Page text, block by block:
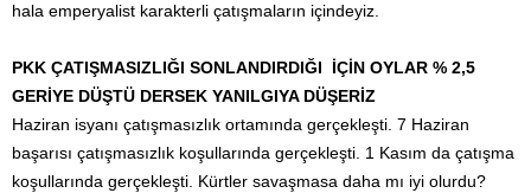
hala emperyalist karakterli çatışmaların içindeyiz.
PKK ÇATIŞMASIZLIĞI SONLANDIRDIĞI İÇİN OYLAR % 2,5
GERİYE DÜŞTÜ DERSEK YANILGIYA DÜŞERİZ
Haziran isyanı çatışmasızlık ortamında gerçekleşti. 7 Haziran
başarısı çatışmasızlık koşullarında gerçekleşti. 1 Kasım da çatışma
koşullarında gerçekleşti. Kürtler savaşmasa daha mı iyi olurdu?